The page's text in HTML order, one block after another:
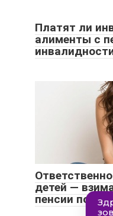
Платят ли
алименты с
детей —
пенсии по